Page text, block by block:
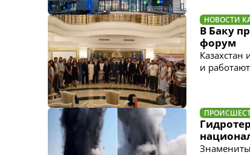
НОВОСТИ
В Баку
форум
Казахстан
и